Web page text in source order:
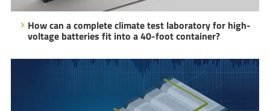
How can a complete climate test laboratory for high-
voltage batteries fit into a 40-foot container?